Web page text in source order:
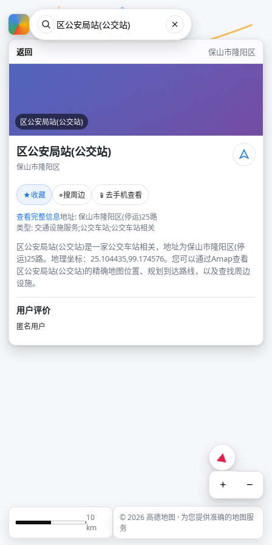
返回 保山市隆阳区
区公安局站(公交站)
区公安局站(公交站)
保山市隆阳区
★收藏 ⌖搜周边 📱 去手机查看
查看完整信息地址: 保山市隆阳区(停运)25路
类型: 交通设施服务;公交车站;公交车站相关
区公安局站(公交站)是一家公交车站相关，地址为保山市隆阳区(停
运)25路。地理坐标：25.104435,99.174576。您可以通过Amap查看
区公安局站(公交站)的精确地图位置、规划到达路线，以及查找周边
设施。
用户评价
匿名用户
+ −
10
km
© 2026 高德地图 · 为您提供准确的地图服
务